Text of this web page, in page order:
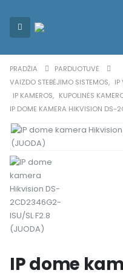
PRADŽIA
PARDUOTUVĖ
VAIZDO STEBĖJIMO SISTEMOS, IP
IP KAMEROS, KUPOLINĖS
IP DOME KAMERA HIKVISION
IP dome